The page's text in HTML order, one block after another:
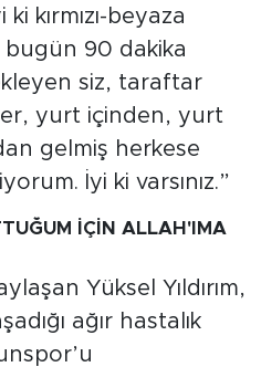
kırmızı-beyaza
bugün 90 dakika
siz, taraftar
yurt içinden, yurt
gelmiş herkese
İyi ki varsınız.”
İÇİN ALLAH'IMA
Yüksel Yıldırım,
ağır hastalık